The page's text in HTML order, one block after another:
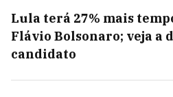
Lula terá 27% mais
Flávio Bolsonaro; veja a
candidato